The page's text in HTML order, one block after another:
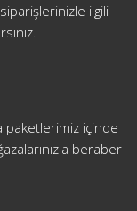
ilgili
paketlerimiz içinde
beraber